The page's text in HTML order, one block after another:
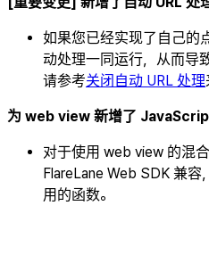
如果您已经实现了自己的
动处理一同运行，从而导
请参考关闭自动 URL 处理
为 web view 新增了
对于使用 web view 的混
FlareLane Web SDK 兼
用的函数。